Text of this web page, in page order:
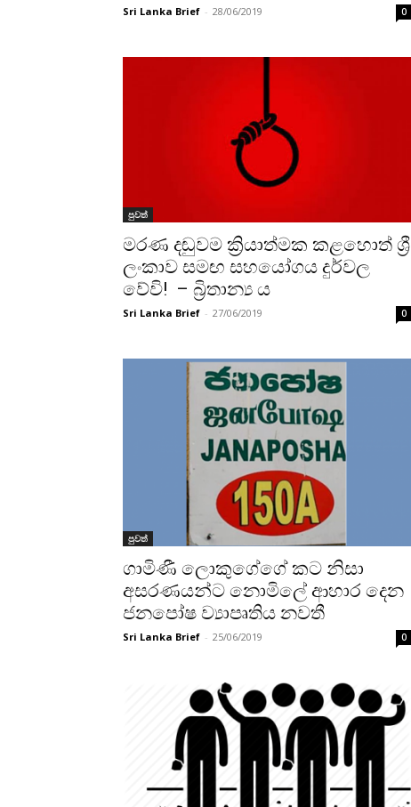
Sri Lanka Brief - 28/06/2019 0
පුවත්
මරණ දඬුවම ක්‍රියාත්මක කළහොත් ශ්‍රී
ලංකාව සමඟ සහයෝගය දුර්වල
වේවි! – බ්‍රිතාන්‍ය ය
Sri Lanka Brief - 27/06/2019 0
පුවත්
ගාමිණී ලොකුගේගේ කට නිසා
අසරණයන්ට නොමිලේ ආහාර දෙන
ජනපෝෂ ව්‍යාපෘතිය නවතී
Sri Lanka Brief - 25/06/2019 0